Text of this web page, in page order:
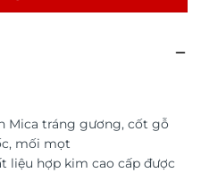
Mica tráng gương, cốt gỗ
mối mọt
liệu hợp kim cao cấp được